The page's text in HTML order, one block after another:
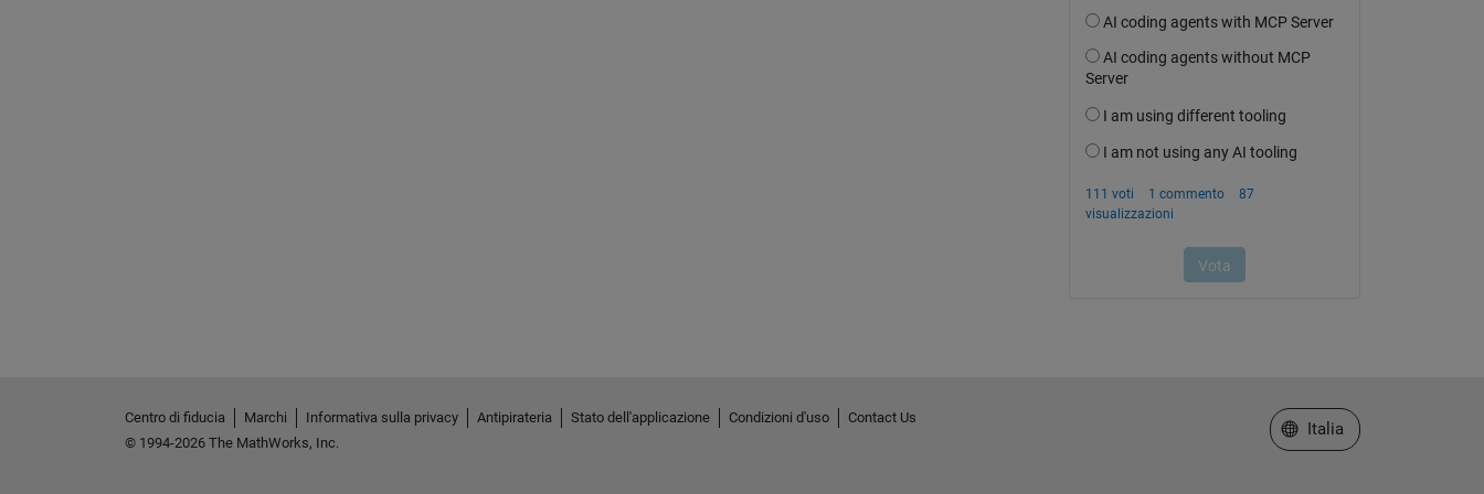
Centro di fiducia Marchi Informativa sulla privacy Antipirateria Stato dell'applicazione Condizioni d'uso
Contact Us
© 1994-2026 The MathWorks, Inc.
Seleziona un sito web
Italia